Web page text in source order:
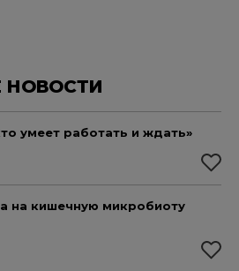
НОВОСТИ
умеет работать и ждать»
на кишечную микробиоту